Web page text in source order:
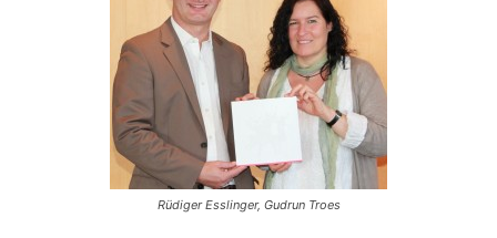
Rüdiger Esslinger, Gudrun Troes